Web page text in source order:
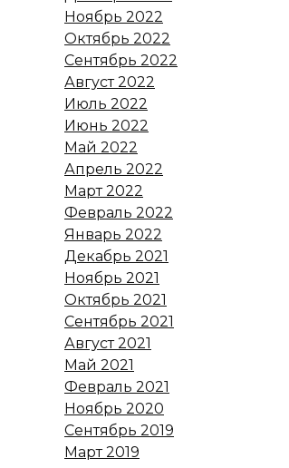
Ноябрь 2022
Октябрь 2022
Сентябрь 2022
Август 2022
Июль 2022
Июнь 2022
Май 2022
Апрель 2022
Март 2022
Февраль 2022
Январь 2022
Декабрь 2021
Ноябрь 2021
Октябрь 2021
Сентябрь 2021
Август 2021
Май 2021
Февраль 2021
Ноябрь 2020
Сентябрь 2019
Март 2019